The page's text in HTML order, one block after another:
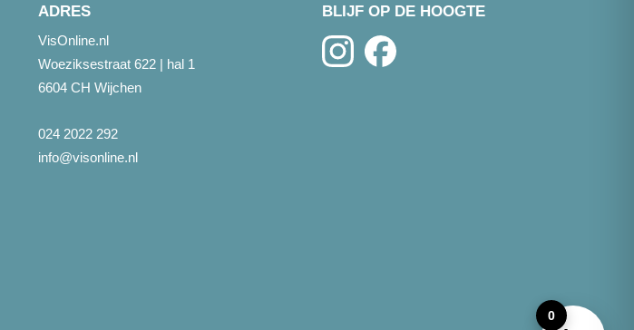
ADRES
VisOnline.nl
Woeziksestraat 622 | hal 1
6604 CH Wijchen
024 2022 292
info@visonline.nl
BLIJF OP DE HOOGTE
0